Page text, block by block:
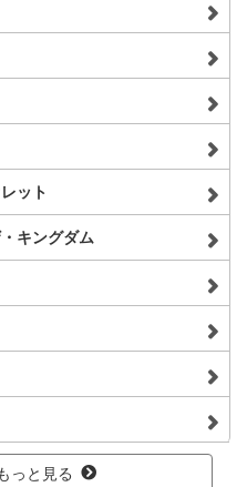
ット
キングダム
っと見る